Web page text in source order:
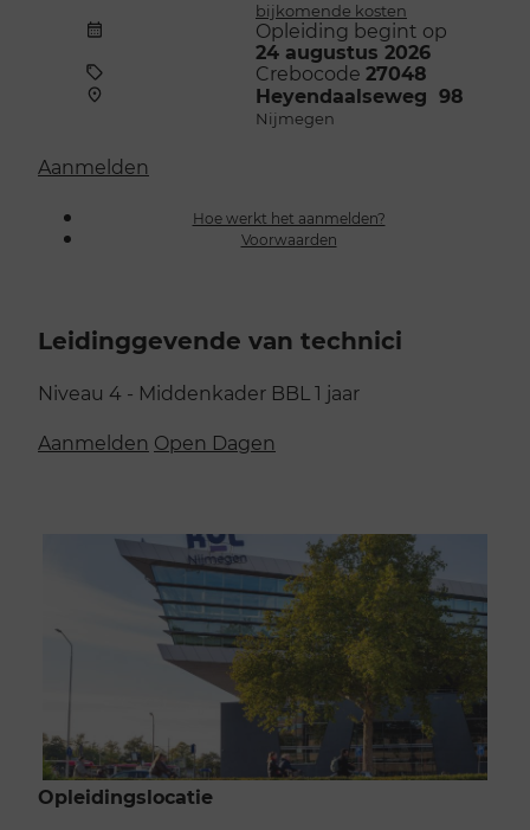
bijkomende kosten
Opleiding begint op
24 augustus 2026
Crebocode 27048
Heyendaalseweg 98
Nijmegen
Aanmelden
Hoe werkt het aanmelden?
Voorwaarden
Leidinggevende van technici
Niveau 4 - Middenkader BBL 1 jaar
Aanmelden Open Dagen
Opleidingslocatie